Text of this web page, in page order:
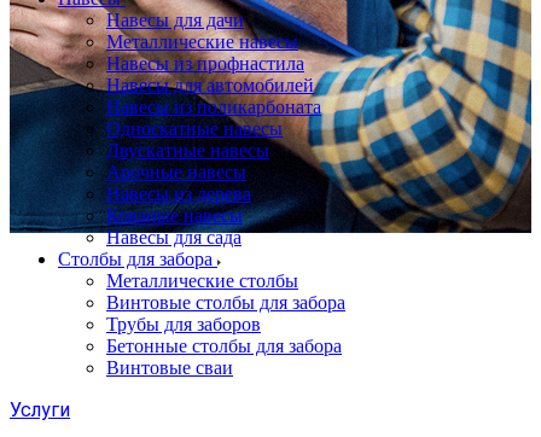
Навесы для дачи
Металлические навесы
Навесы из профнастила
Навесы для автомобилей
Навесы из поликарбоната
Односкатные навесы
Двускатные навесы
Арочные навесы
Навесы из дерева
Кованые навесы
Навесы для сада
Столбы для забора
Металлические столбы
Винтовые столбы для забора
Трубы для заборов
Бетонные столбы для забора
Винтовые сваи
Услуги